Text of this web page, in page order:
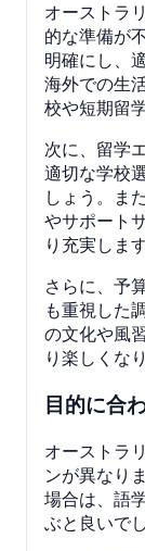
オーストラ
的な準備が
明確にし、
海外での生
校や短期留
次に、留学
適切な学校
しょう。ま
やサポート
り充実します
さらに、予
も重視した
の文化や風
り楽しくな
目的に合
オーストラ
ンが異なり
場合は、語
ぶと良いで